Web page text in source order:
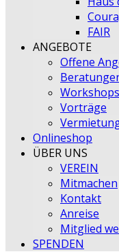
FAIR
ANGEBOTE
Offene
Workshops
Vorträge
Onlineshop
ÜBER UNS
VEREIN
Mitmachen
Kontakt
Anreise
Mitglied
SPENDEN